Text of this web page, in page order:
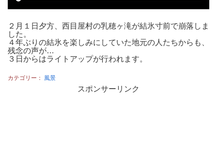
２月１日夕方、西目屋村の乳穂ヶ滝が結氷寸前で崩落しま
した。
４年ぶりの結氷を楽しみにしていた地元の人たちからも、
残念の声が…
３日からはライトアップが行われます。
カテゴリー： 風景
スポンサーリンク